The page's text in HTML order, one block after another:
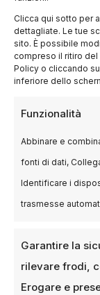
Clicca qui sotto per
dettagliate. Le tue
sito. È possibile
compreso il ritiro
Policy o cliccando
inferiore dello
Funzionalità
Abbinare e
fonti di dati,
Identificare i
trasmesse
Garantire la
rilevare frodi,
Erogare e
televisione
stampata.
In questo
riflessione
che
Il
culturale